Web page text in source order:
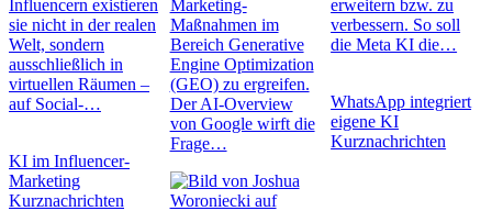
Influencern existieren
sie nicht in der realen
Welt, sondern
ausschließlich in
virtuellen Räumen –
auf Social-…
KI im Influencer-
Marketing
Kurznachrichten
Marketing-
Maßnahmen im
Bereich Generative
Engine Optimization
(GEO) zu ergreifen.
Der AI-Overview
von Google wirft die
Frage…
erweitern bzw. zu
verbessern. So soll
die Meta KI die…
WhatsApp integriert
eigene KI
Kurznachrichten